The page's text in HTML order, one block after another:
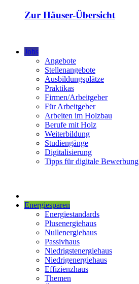
Zur Häuser-Übersicht
Jobs
Angebote
Stellenangebote
Ausbildungsplätze
Praktikas
Firmen/Arbeitgeber
Für Arbeitgeber
Arbeiten im Holzbau
Berufe mit Holz
Weiterbildung
Studiengänge
Digitalisierung
Tipps für digitale Bewerbung
Energiesparen
Energiestandards
Plusenergiehaus
Nullenergiehaus
Passivhaus
Niedrigstenergiehaus
Niedrigenergiehaus
Effizienzhaus
Themen